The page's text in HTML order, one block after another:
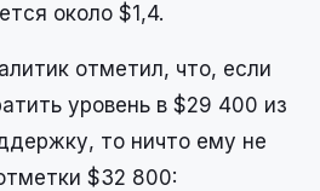
около $1,4.
отметил, что, если
уровень в $29 400 из
то ничто ему не
$32 800: